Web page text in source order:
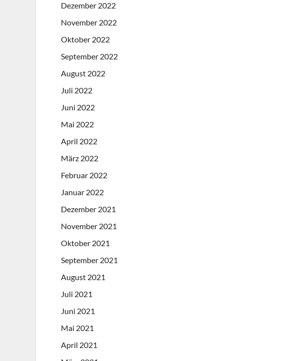
Dezember 2022
November 2022
Oktober 2022
September 2022
August 2022
Juli 2022
Juni 2022
Mai 2022
April 2022
März 2022
Februar 2022
Januar 2022
Dezember 2021
November 2021
Oktober 2021
September 2021
August 2021
Juli 2021
Juni 2021
Mai 2021
April 2021